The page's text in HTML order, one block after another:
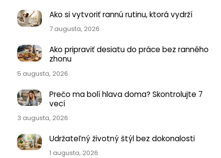
Ako si vytvoriť rannú rutinu, ktorá vydrží
7 augusta, 2026
Ako pripraviť desiatu do práce bez ranného
zhonu
5 augusta, 2026
Prečo ma bolí hlava doma? Skontrolujte 7
vecí
3 augusta, 2026
Udržateľný životný štýl bez dokonalosti
1 augusta, 2026